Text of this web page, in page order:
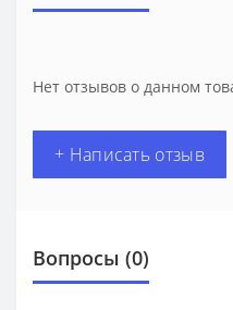
Нет отзывов о данном
+ Написать отзыв
Вопросы (0)